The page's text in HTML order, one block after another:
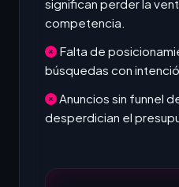
significan perder la
competencia.
Falta de
búsquedas con
Anuncios sin funnel
desperdician el